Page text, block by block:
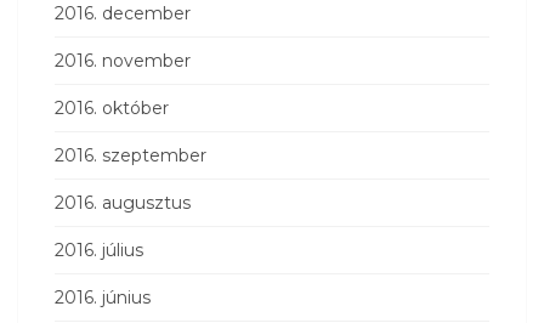
2016. december
2016. november
2016. október
2016. szeptember
2016. augusztus
2016. július
2016. június